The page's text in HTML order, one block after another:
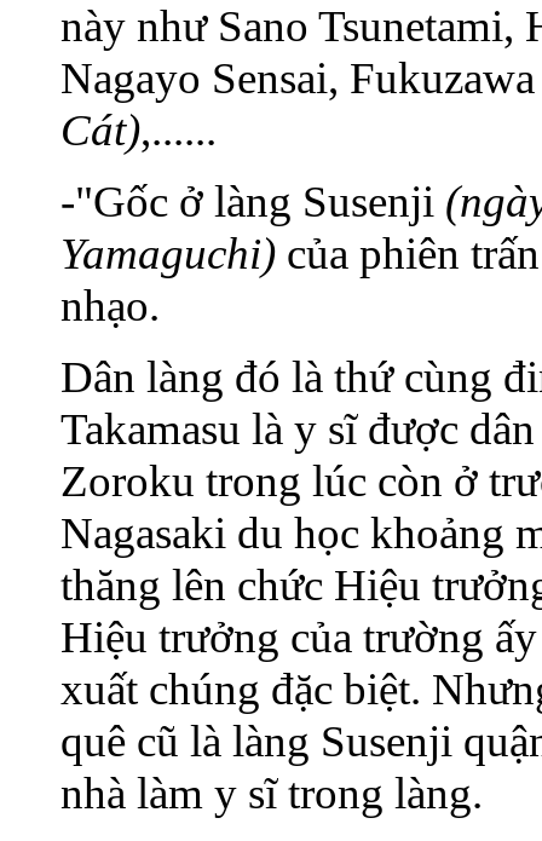
này như Sano Tsunetami,
Nagayo Sensai,
Cát),......
-"Gốc ở làng Susenji
Yamaguchi) của phiên
nhạo.
Dân làng đó là thứ cùng
Takamasu là y sĩ được
Zoroku trong lúc còn ở
Nagasaki du học khoảng
thăng lên chức Hiệu
Hiệu trưởng của trường
xuất chúng đặc biệt.
quê cũ là làng Susenji
nhà làm y sĩ trong làng.